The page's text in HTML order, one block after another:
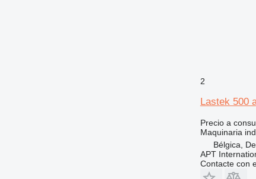
2
Lastek 500
Precio a
Maquinaria
Bélgica,
APT
Contacte con